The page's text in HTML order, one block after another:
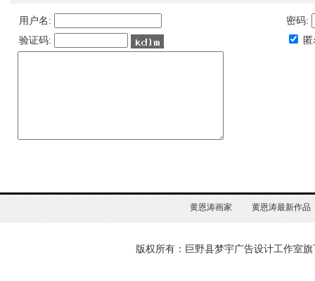
用户名:
密码:
验证码:
黄恩涛画家 黄恩涛最新作品
版权所有：巨野县梦宇广告设计工作室